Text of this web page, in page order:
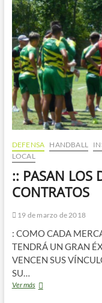
DEFENSA HANDBALL
LOCAL
:: PASAN LOS
CONTRATOS
19 de marzo de 2018
: COMO CADA
TENDRÁ UN GRAN
VENCEN SUS
SU…
Ver más::